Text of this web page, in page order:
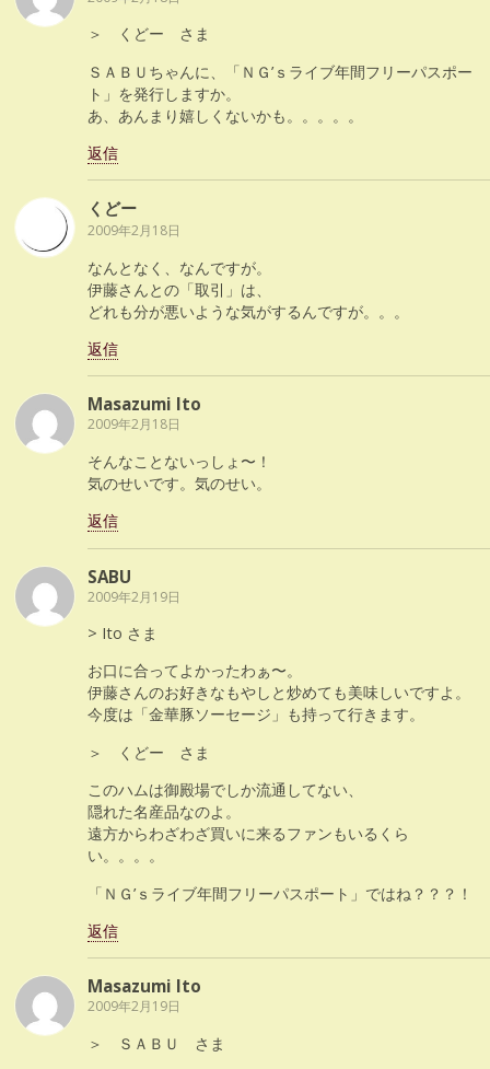
＞ くどー さま
ＳＡＢＵちゃんに、「ＮＧ’ｓライブ年間フリーパスポー
ト」を発行しますか。
あ、あんまり嬉しくないかも。。。。。
返信
くどー
2009年2月18日
なんとなく、なんですが。
伊藤さんとの「取引」は、
どれも分が悪いような気がするんですが。。。
返信
Masazumi Ito
2009年2月18日
そんなことないっしょ〜！
気のせいです。気のせい。
返信
SABU
2009年2月19日
> Ito さま
お口に合ってよかったわぁ〜。
伊藤さんのお好きなもやしと炒めても美味しいですよ。
今度は「金華豚ソーセージ」も持って行きます。
＞ くどー さま
このハムは御殿場でしか流通してない、
隠れた名産品なのよ。
遠方からわざわざ買いに来るファンもいるくら
い。。。。
「ＮＧ’ｓライブ年間フリーパスポート」ではね？？？！
返信
Masazumi Ito
2009年2月19日
＞ ＳＡＢＵ さま